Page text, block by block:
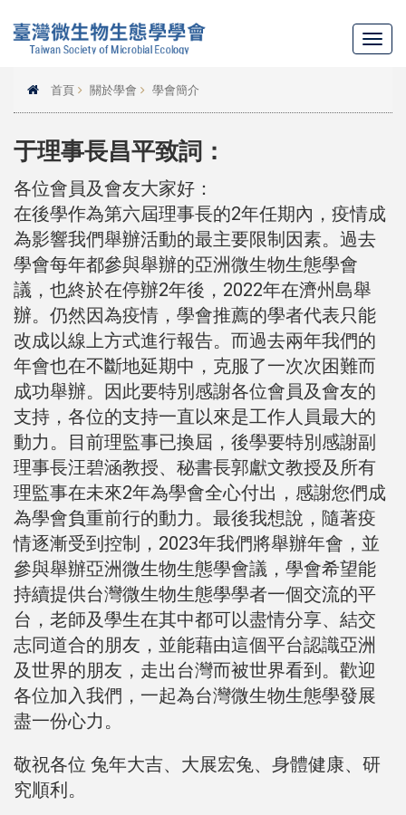
首頁 關於學會 學會簡介
于理事長昌平致詞：
各位會員及會友大家好：
在後學作為第六屆理事長的2年任期內，疫情成
為影響我們舉辦活動的最主要限制因素。過去
學會每年都參與舉辦的亞洲微生物生態學會
議，也終於在停辦2年後，2022年在濟州島舉
辦。仍然因為疫情，學會推薦的學者代表只能
改成以線上方式進行報告。而過去兩年我們的
年會也在不斷地延期中，克服了一次次困難而
成功舉辦。因此要特別感謝各位會員及會友的
支持，各位的支持一直以來是工作人員最大的
動力。目前理監事已換屆，後學要特別感謝副
理事長汪碧涵教授、秘書長郭獻文教授及所有
理監事在未來2年為學會全心付出，感謝您們成
為學會負重前行的動力。最後我想說，隨著疫
情逐漸受到控制，2023年我們將舉辦年會，並
參與舉辦亞洲微生物生態學會議，學會希望能
持續提供台灣微生物生態學學者一個交流的平
台，老師及學生在其中都可以盡情分享、結交
志同道合的朋友，並能藉由這個平台認識亞洲
及世界的朋友，走出台灣而被世界看到。歡迎
各位加入我們，一起為台灣微生物生態學發展
盡一份心力。
敬祝各位 兔年大吉、大展宏兔、身體健康、研
究順利。